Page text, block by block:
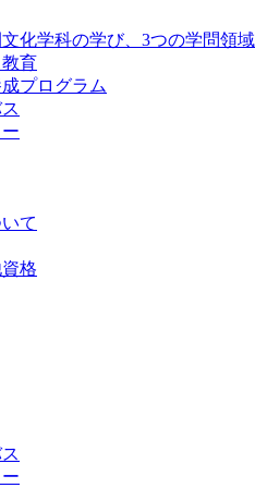
化学科の学び、3つの学問領
育
プログラム
て
格